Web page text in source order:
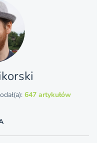
647 artykułów